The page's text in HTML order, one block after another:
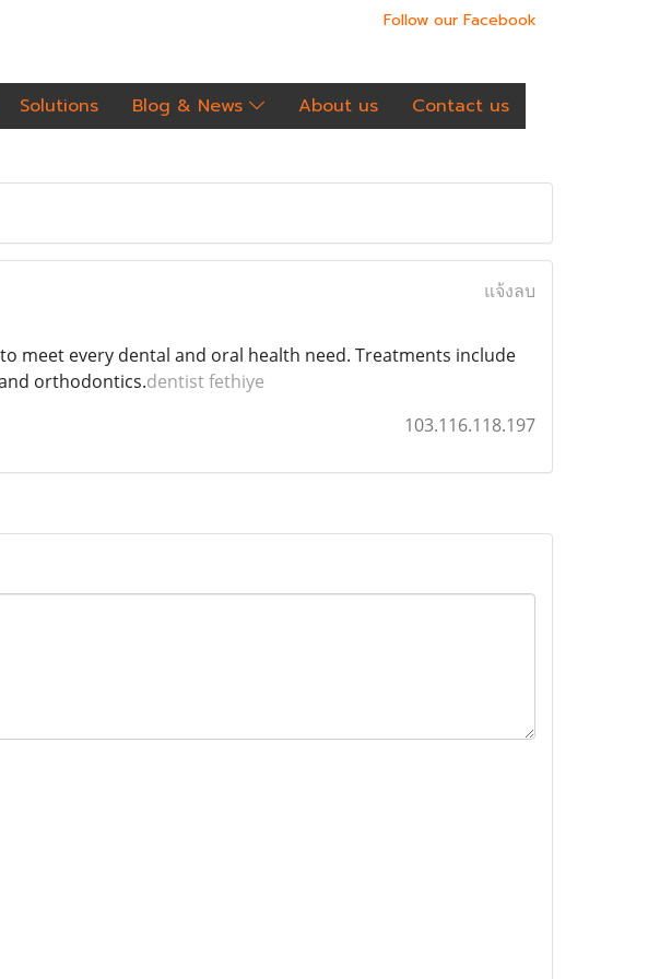
Follow our Facebook
Solutions Blog & News About us Contact us
แจ้งลบ
meet every dental and oral health need. Treatments include
orthodontics.dentist fethiye
103.116.118.197